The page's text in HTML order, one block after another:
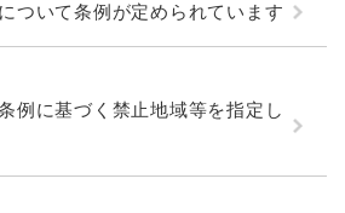
ついて条例が定められています
例に基づく禁止地域等を指定し